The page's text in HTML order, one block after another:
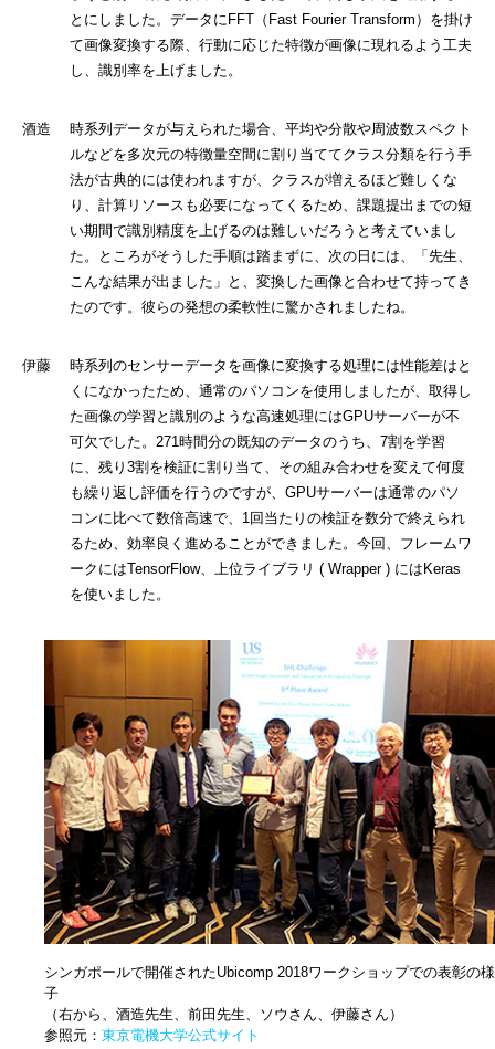
とにしました。データにFFT（Fast Fourier Transform）を掛け
て画像変換する際、行動に応じた特徴が画像に現れるよう工夫
し、識別率を上げました。
酒造 時系列データが与えられた場合、平均や分散や周波数スペクト
ルなどを多次元の特徴量空間に割り当ててクラス分類を行う手
法が古典的には使われますが、クラスが増えるほど難しくな
り、計算リソースも必要になってくるため、課題提出までの短
い期間で識別精度を上げるのは難しいだろうと考えていまし
た。ところがそうした手順は踏まずに、次の日には、「先生、
こんな結果が出ました」と、変換した画像と合わせて持ってき
たのです。彼らの発想の柔軟性に驚かされましたね。
伊藤 時系列のセンサーデータを画像に変換する処理には性能差はと
くになかったため、通常のパソコンを使用しましたが、取得し
た画像の学習と識別のような高速処理にはGPUサーバーが不
可欠でした。271時間分の既知のデータのうち、7割を学習
に、残り3割を検証に割り当て、その組み合わせを変えて何度
も繰り返し評価を行うのですが、GPUサーバーは通常のパソ
コンに比べて数倍高速で、1回当たりの検証を数分で終えられ
るため、効率良く進めることができました。今回、フレームワ
ークにはTensorFlow、上位ライブラリ ( Wrapper ) にはKeras
を使いました。
シンガポールで開催されたUbicomp 2018ワークショップでの表彰の様
子
（右から、酒造先生、前田先生、ソウさん、伊藤さん）
参照元： 東京電機大学公式サイト